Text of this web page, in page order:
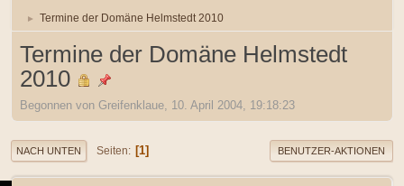
► Termine der Domäne Helmstedt 2010
Termine der Domäne Helmstedt
2010
Begonnen von Greifenklaue, 10. April 2004, 19:18:23
NACH UNTEN Seiten 1 BENUTZER-AKTIONEN